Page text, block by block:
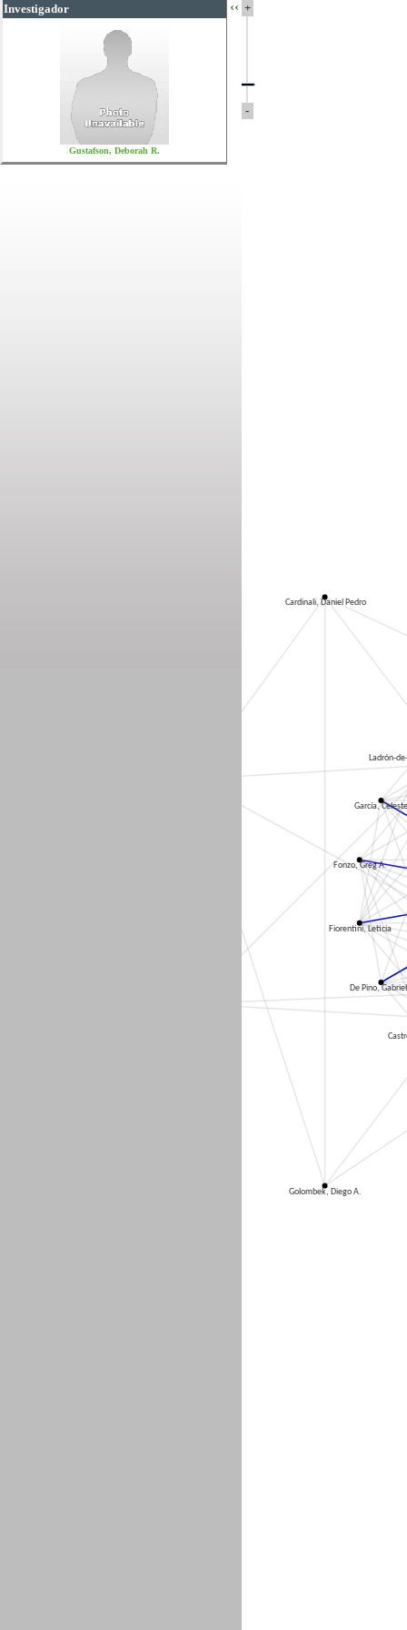
+
-
De Pino,
Fiorentini, Leticia
Fonzo, Greg A.
García, Celeste
Ladrón-
Golombek, Diego A.
Cardinali, Daniel Pedro
Investigador
Gustafson, Deborah R.
‹‹